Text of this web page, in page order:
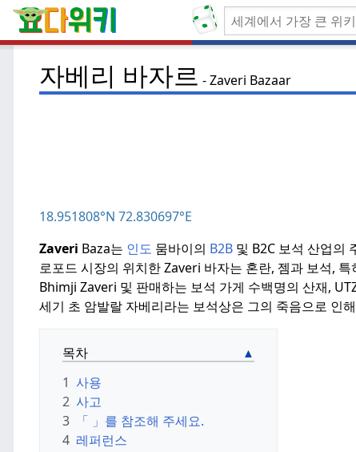
자베리 바자르 Zaveri Bazaar
18.951808°N 72.830697°E
Zaveri Baza는 인도 뭄바이의 B2B 및 B2C 보석 산업의
로포드 시장의 위치한 Zaveri 바자는 혼란, 젬과 보석,
Bhimji Zaveri 및 판매하는 보석 가게 수백명의 산재,
세기 초 암발랄 자베리라는 보석상은 그의 죽음으로 인
목차
1 사용
2 사고
3
「 」를 참조해 주세요.
4 레퍼런스